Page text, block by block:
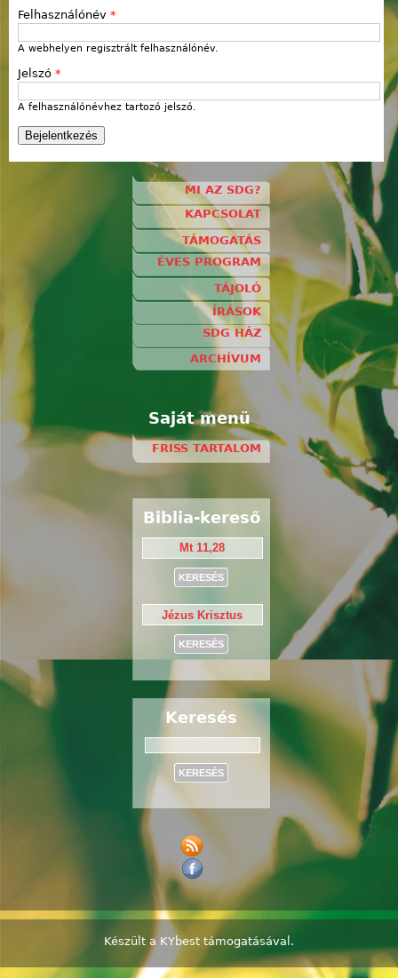
Felhasználónév *
A webhelyen regisztrált felhasználónév.
Jelszó *
A felhasználónévhez tartozó jelszó.
MI AZ SDG?
KAPCSOLAT
TÁMOGATÁS
ÉVES PROGRAM
TÁJOLÓ
ÍRÁSOK
SDG HÁZ
ARCHÍVUM
Saját menü
FRISS TARTALOM
Biblia-kereső
Keresés
Készült a KYbest támogatásával.